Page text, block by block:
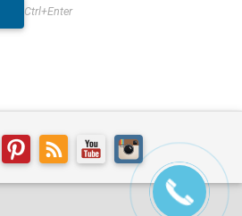
Ctrl+Enter